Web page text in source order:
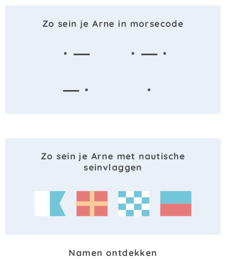
Zo sein je Arne in morsecode
· —
· — ·
— ·
·
Zo sein je Arne met nautische
seinvlaggen
Namen ontdekken